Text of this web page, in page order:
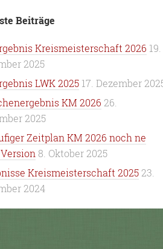
Beiträge
Kreismeisterschaft 2026 19.
2025
LWK 2025 17. Dezember
KM 2026 26.
2025
Zeitplan KM 2026 noch ne
8. Oktober 2025
Kreismeisterschaft 202523.
2024